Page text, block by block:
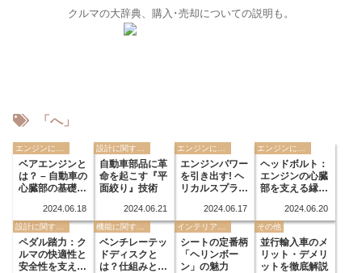
クルマの大辞典、購入･売却についての説明も。
「へ」
ベアエンジンと
は？ – 自動車の
心臓部の基礎知
2024.06.18
設計に関する用語
自動車部品に革
命を起こす『平
面絞り』技術
2024.06.21
エンジンパワー
を引き出す! ヘ
リカルスプライ
2024.06.17
ヘッドボルト：
エンジンの心臓
部を支える縁の
2024.06.20
ペダル踏力：ク
ルマの快適性と
安全性を支える
機能に関する用語
ベンチレーテッ
ドディスクと
は？仕組みとメ
シートの定番柄
「ヘリンボー
ン」の魅力
その他
並行輸入車のメ
リット・デメリ
ットを徹底解説